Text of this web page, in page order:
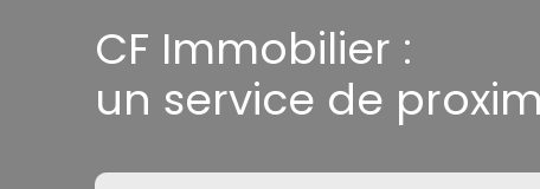
CF Immobilier :
un service de